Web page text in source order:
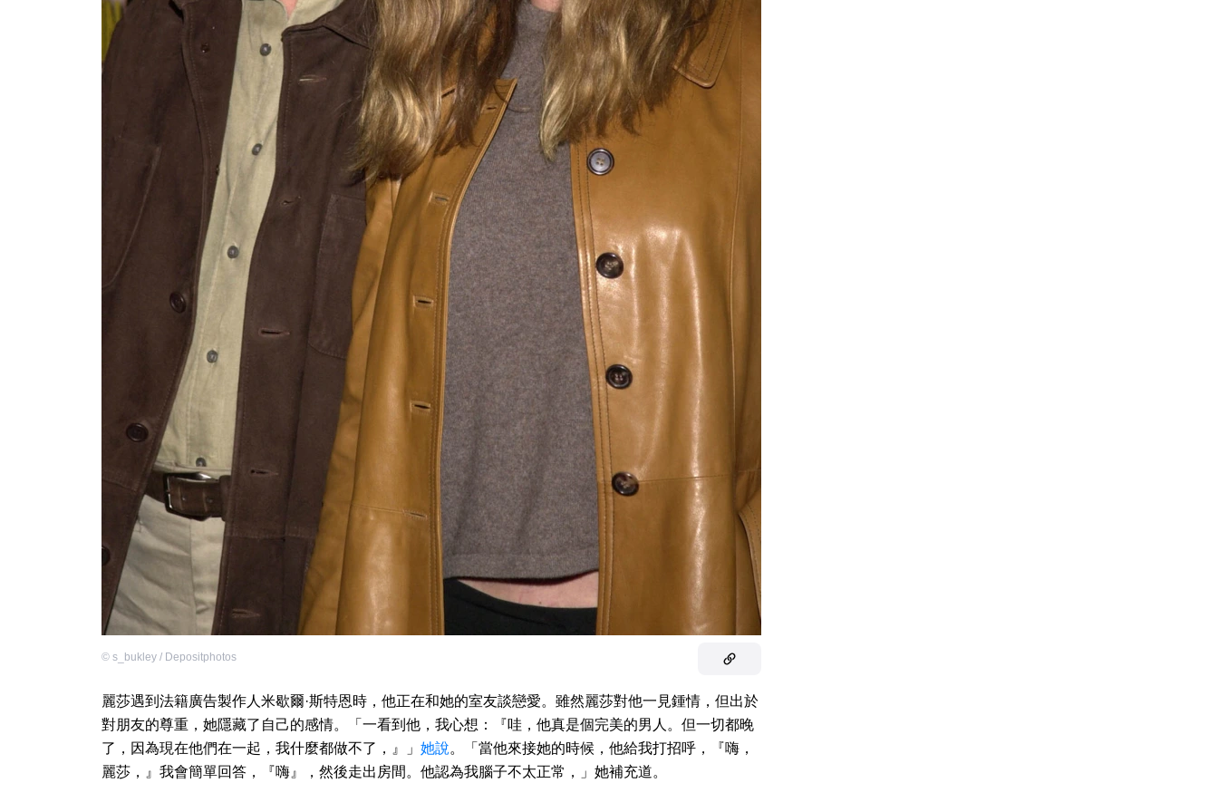
© s_bukley / Depositphotos
麗莎遇到法籍廣告製作人米歇爾·斯特恩時，他正在和她的室友談戀愛。雖然麗莎對他一見鍾情，但出於
對朋友的尊重，她隱藏了自己的感情。「一看到他，我心想：『哇，他真是個完美的男人。但一切都晚
了，因為現在他們在一起，我什麼都做不了，』」 她說。「當他來接她的時候，他給我打招呼，『嗨，
麗莎，』我會簡單回答，『嗨』，然後走出房間。他認為我腦子不太正常，」她補充道。